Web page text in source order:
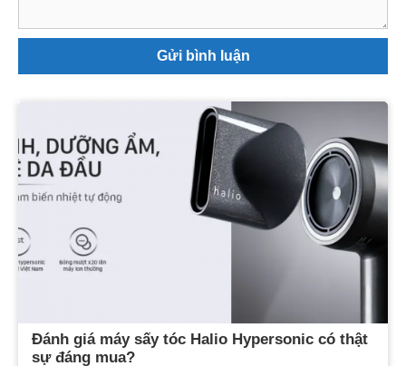
Đánh giá máy sấy tóc Halio Hypersonic có thật
sự đáng mua?